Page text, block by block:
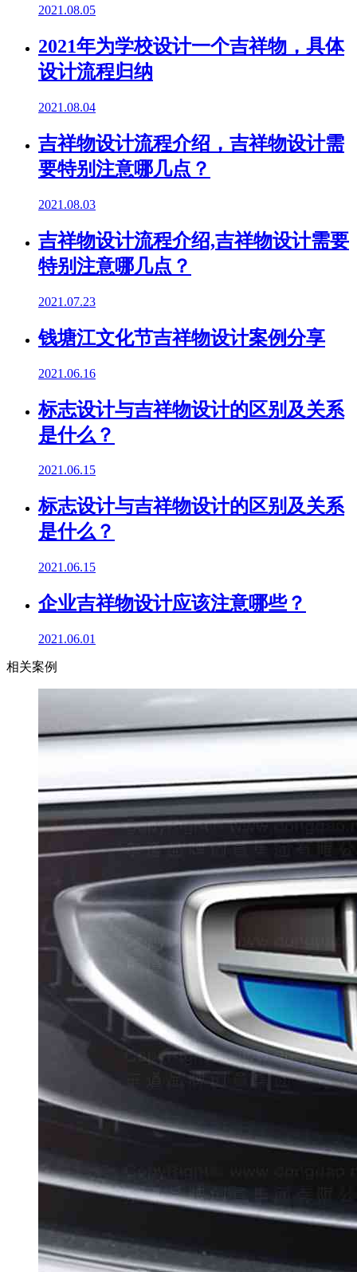
2021.08.05
2021年为学校设计一个吉祥物，具体
设计流程归纳
2021.08.04
吉祥物设计流程介绍，吉祥物设计需
要特别注意哪几点？
2021.08.03
吉祥物设计流程介绍,吉祥物设计需要
特别注意哪几点？
2021.07.23
钱塘江文化节吉祥物设计案例分享
2021.06.16
标志设计与吉祥物设计的区别及关系
是什么？
2021.06.15
标志设计与吉祥物设计的区别及关系
是什么？
2021.06.15
企业吉祥物设计应该注意哪些？
2021.06.01
相关案例